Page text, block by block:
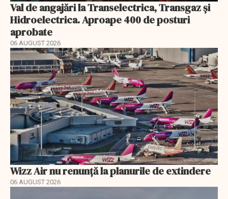
Val de angajări la Transelectrica, Transgaz și
Hidroelectrica. Aproape 400 de posturi
aprobate
06 AUGUST 2026
Wizz Air nu renunță la planurile de extindere
06 AUGUST 2026